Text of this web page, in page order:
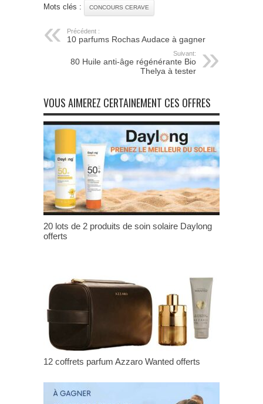
Mots clés : CONCOURS CERAVE
Précédent :
10 parfums Rochas Audace à gagner
Suivant:
80 Huile anti-âge régénérante Bio
Thelya à tester
VOUS AIMEREZ CERTAINEMENT CES OFFRES
20 lots de 2 produits de soin solaire Daylong
offerts
12 coffrets parfum Azzaro Wanted offerts